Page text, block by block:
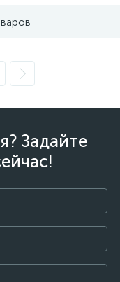
Задайте